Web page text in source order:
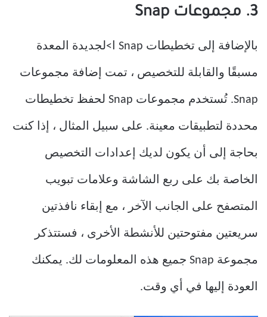
3. مجموعات Snap
بالإضافة إلى تخطيطات Snap ا>لجديدة المعدة
مسبقًا والقابلة للتخصيص ، تمت إضافة مجموعات
Snap. تُستخدم مجموعات Snap لحفظ تخطيطات
محددة لتطبيقات معينة. على سبيل المثال ، إذا كنت
بحاجة إلى أن يكون لديك إعدادات التخصيص
الخاصة بك على ربع الشاشة وعلامات تبويب
المتصفح على الجانب الآخر ، مع إبقاء نافذتين
سريعتين مفتوحتين للأنشطة الأخرى ، فستتذكر
مجموعة Snap جميع هذه المعلومات لك. يمكنك
العودة إليها في أي وقت.